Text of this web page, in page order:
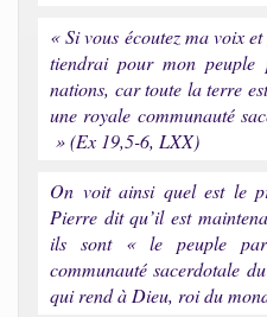
« Si vous écoutez ma voix
tiendrai pour mon peuple
nations, car toute la terre
une royale communauté
» (Ex 19,5-6, LXX)
On voit ainsi quel est le
Pierre dit qu’il est
ils sont « le peuple
communauté sacerdotale
qui rend à Dieu, roi du